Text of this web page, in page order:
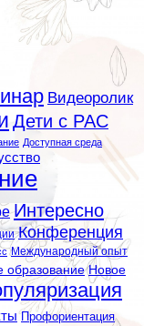
Видеоролик
Дети с РАС
Доступная среда
Интересно
Конференция
Международный опыт
образование Новое
Профориентация